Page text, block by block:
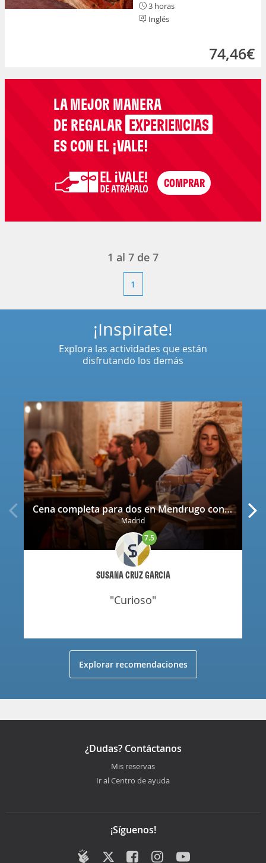
3 horas
Inglés
74,46€
LA MEJOR MANERA
DE REGALAR EXPERIENCIAS
ES CON EL ¡VALE!
1 al 7 de 7
1
Cena completa para dos en Mendrugo con cerveza artesana incluida
Madrid
SUSANA CRUZ GARCIA
7.5
"curioso"
¡Inspírate!
Explora las actividades que están
disfrutando los demás
Explorar recomendaciones
¿Dudas? Contáctanos
Mis reservas
Ir al Centro de ayuda
¡Síguenos!